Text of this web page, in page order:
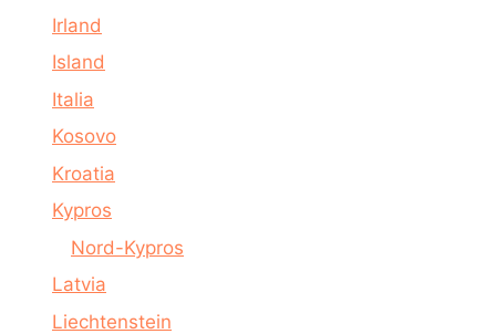
Irland
Island
Italia
Kosovo
Kroatia
Kypros
Nord-Kypros
Latvia
Liechtenstein